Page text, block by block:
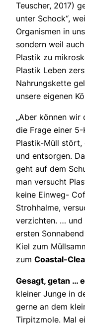
Teuscher, 2017)
unter Schock“,
Organismen in
sondern weil
Plastik zu
Plastik Leben
Nahrungskette
unsere eigenen
„Aber können wir
die Frage einer 5-
Plastik-Müll stört,
und entsorgen.
geht auf dem
man versucht
keine Einweg-
Strohhalme,
verzichten. … und
ersten
Kiel zum
zum Coastal-
Gesagt, getan …
kleiner Junge in
gerne an dem
Tirpitzmole. Mal